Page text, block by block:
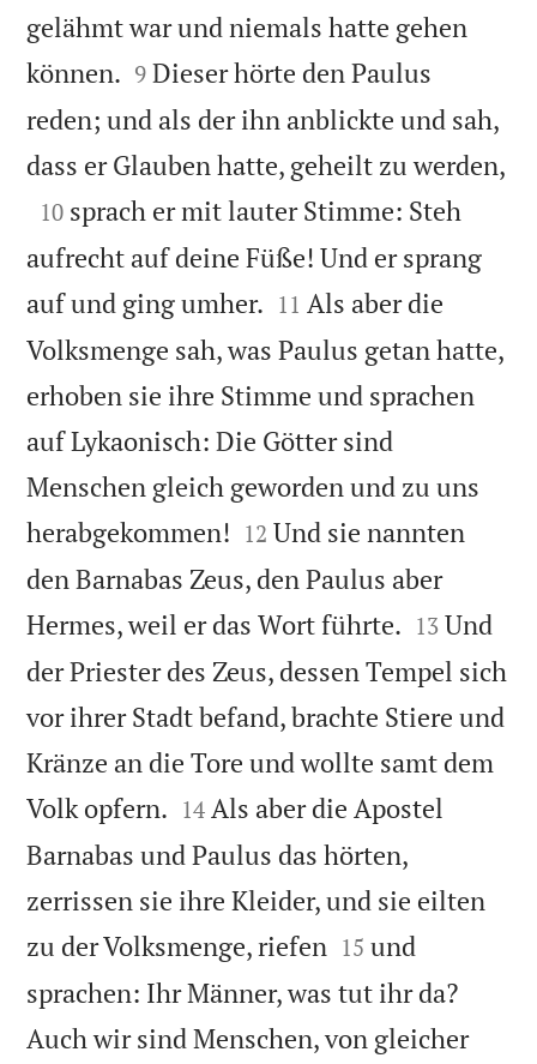
gelähmt war und niemals hatte gehen
können. 

9 Dieser hörte den Paulus
reden; und als der ihn anblickte und sah,
dass er Glauben hatte, geheilt zu werden,

10 sprach er mit lauter Stimme: Steh
aufrecht auf deine Füße! Und er sprang
auf und ging umher. 

11 Als aber die
Volksmenge sah, was Paulus getan hatte,
erhoben sie ihre Stimme und sprachen
auf Lykaonisch: Die Götter sind
Menschen gleich geworden und zu uns
herabgekommen! 

12 Und sie nannten
den Barnabas Zeus, den Paulus aber
Hermes, weil er das Wort führte. 

13 Und
der Priester des Zeus, dessen Tempel sich
vor ihrer Stadt befand, brachte Stiere und
Kränze an die Tore und wollte samt dem
Volk opfern. 

14 Als aber die Apostel
Barnabas und Paulus das hörten,
zerrissen sie ihre Kleider, und sie eilten
zu der Volksmenge, riefen 

15 und
sprachen: Ihr Männer, was tut ihr da?
Auch wir sind Menschen, von gleicher